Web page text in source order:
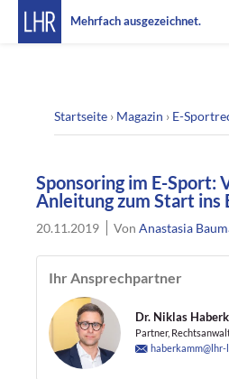
Mehrfach ausgezeichnet.
Startseite › Magazin › E-
Sponsoring im E-Sport:
Anleitung zum Start ins
20.11.2019 VonAnastasia
Ihr Ansprechpartner
Dr. Niklas
Partner,
haberkamm@lhr-